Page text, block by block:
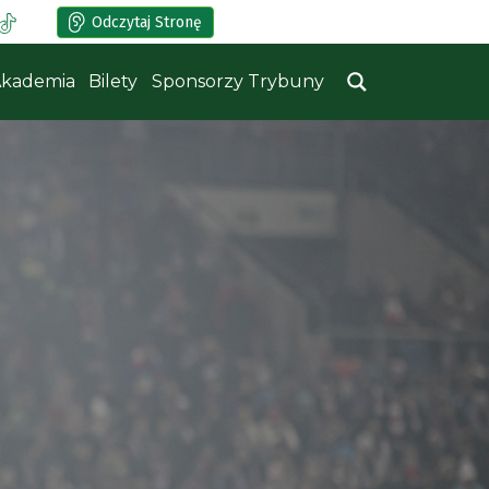
Odczytaj Stronę
Bilety Sponsorzy Trybuny